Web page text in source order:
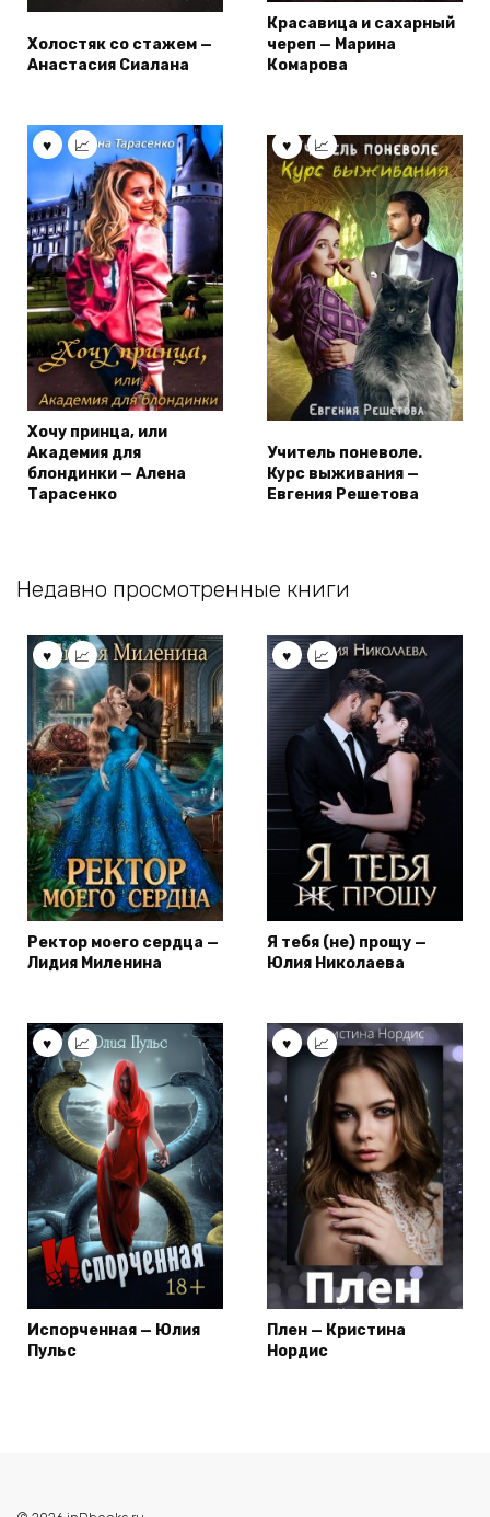
Холостяк со стажем —
Анастасия Сиалана
Красавица и сахарный
череп — Марина
Комарова
Хочу принца, или
Академия для
блондинки — Алена
Тарасенко
Учитель поневоле.
Курс выживания —
Евгения Решетова
Недавно просмотренные книги
Ректор моего сердца —
Лидия Миленина
Я тебя (не) прощу —
Юлия Николаева
Испорченная — Юлия
Пульс
Плен — Кристина
Нордис